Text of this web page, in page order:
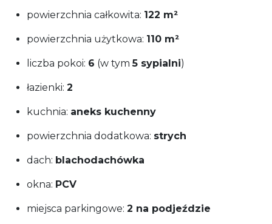
powierzchnia całkowita: 122 m²
powierzchnia użytkowa: 110 m²
liczba pokoi: 6 (w tym5 sypialni)
łazienki: 2
kuchnia: aneks kuchenny
powierzchnia dodatkowa: strych
dach: blachodachówka
okna: PCV
miejsca parkingowe: 2 na podjeździe